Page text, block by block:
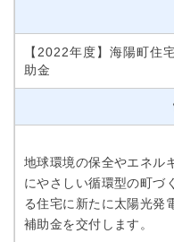
【2022年度】海陽町住
助金
地球環境の保全やエネル
にやさしい循環型の町づ
る住宅に新たに太陽光発
補助金を交付します。